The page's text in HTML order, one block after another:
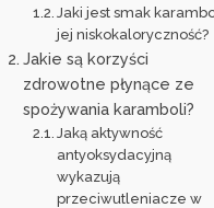
Jaki jest smak
jej niskokaloryczność?
Jakie są korzyści
zdrowotne płynące ze
spożywania karamboli?
Jaką aktywność
antyoksydacyjną
wykazują
przeciwutleniacze w